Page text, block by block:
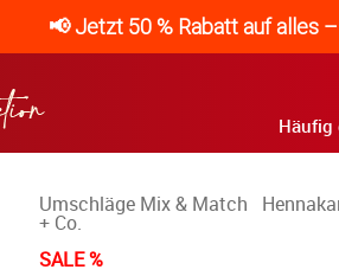
📢 Jetzt 50 % Rabatt auf alles
Häufig
Umschläge Mix & Match
+ Co.
SALE %